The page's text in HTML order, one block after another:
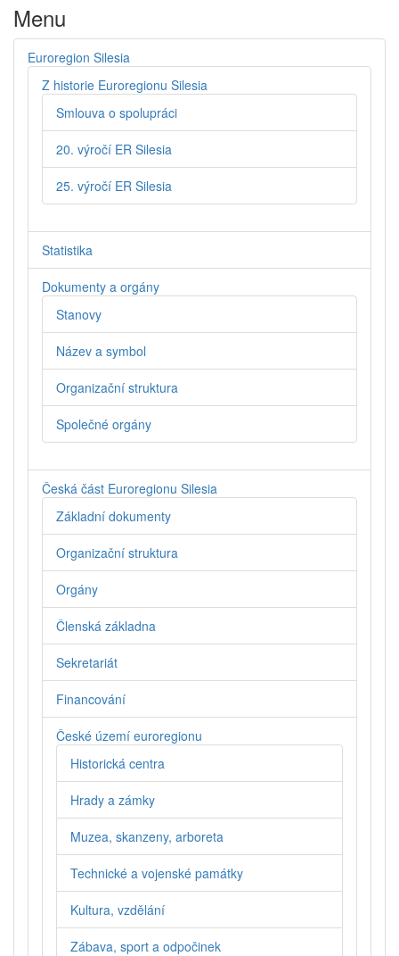
Menu
Euroregion Silesia
Z historie Euroregionu Silesia
Smlouva o spolupráci
20. výročí ER Silesia
25. výročí ER Silesia
Statistika
Dokumenty a orgány
Stanovy
Název a symbol
Organizační struktura
Společné orgány
Česká část Euroregionu Silesia
Základní dokumenty
Organizační struktura
Orgány
Členská základna
Sekretariát
Financování
České území euroregionu
Historická centra
Hrady a zámky
Muzea, skanzeny, arboreta
Technické a vojenské památky
Kultura, vzdělání
Zábava, sport a odpočinek